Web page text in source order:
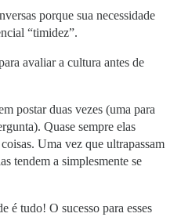
porque sua necessidade
“timidez”.
avaliar a cultura antes de
postar duas vezes (uma para
Quase sempre elas
Uma vez que ultrapassam
tendem a simplesmente se
é tudo! O sucesso para esses